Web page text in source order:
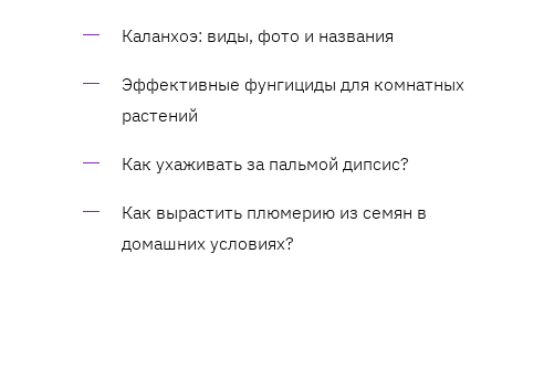
Каланхоэ: виды, фото и названия
Эффективные фунгициды для комнатных
растений
Как ухаживать за пальмой дипсис?
Как вырастить плюмерию из семян в
домашних условиях?